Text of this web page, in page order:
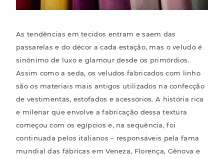
As tendências em tecidos entram e saem das
passarelas e do décor a cada estação, mas o veludo é
sinônimo de luxo e glamour desde os primórdios.
Assim como a seda, os veludos fabricados com linho
são os materiais mais antigos utilizados na confecção
de vestimentas, estofados e acessórios. A história rica
e milenar que envolve a fabricação dessa textura
começou com os egípcios e, na sequência, foi
continuada pelos italianos – responsáveis pela fama
mundial das fábricas em Veneza, Florença, Gênova e